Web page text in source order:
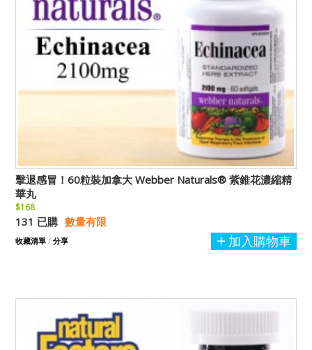
擊退感冒！60粒裝加拿大 Webber Naturals® 紫錐花濃縮精
華丸
$168
131 已購 數量有限
加入購物車
收藏清單 / 分享